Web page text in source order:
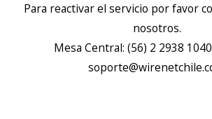
Para reactivar el servicio por favor
nosotros.
Mesa Central: (56) 2 2938